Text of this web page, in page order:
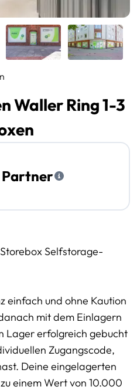
Waller Ring 1-3
Partner
Selfstorage-
einfach und ohne Kaution
mit dem Einlagern
Lager erfolgreich gebucht
Zugangscode,
Deine eingelagerten
einem Wert von 10.000